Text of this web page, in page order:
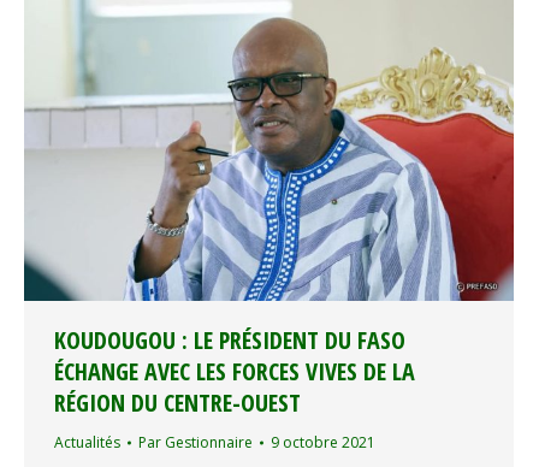
KOUDOUGOU : LE PRÉSIDENT DU FASO
ÉCHANGE AVEC LES FORCES VIVES DE LA
RÉGION DU CENTRE-OUEST
Actualités Par Gestionnaire 9 octobre 2021